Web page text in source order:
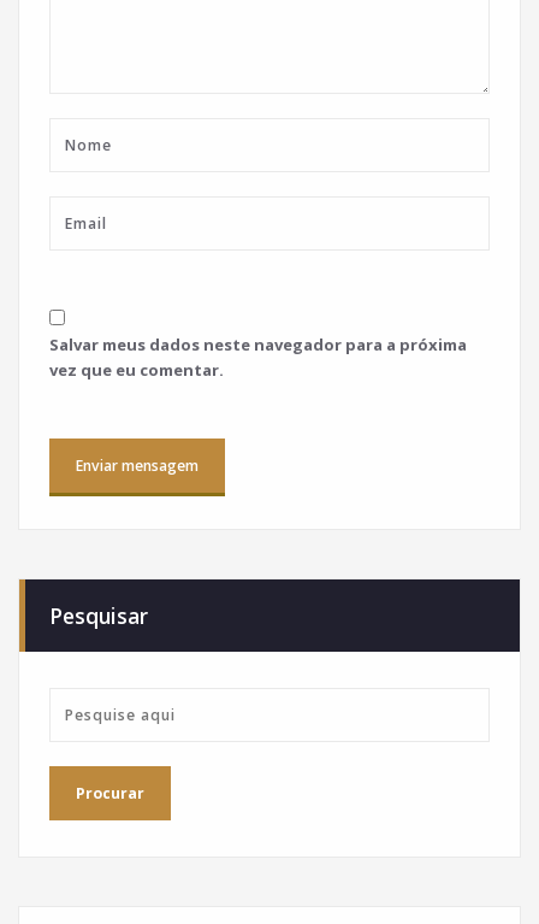
Salvar meus dados neste navegador para a próxima
vez que eu comentar.
Pesquisar